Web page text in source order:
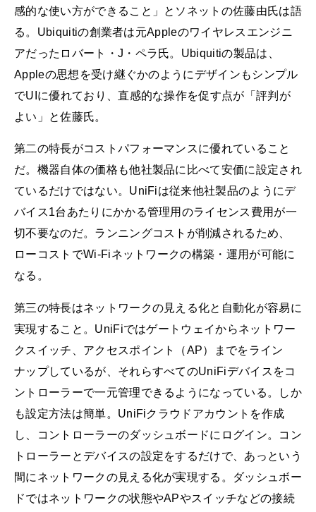
感的な使い方ができること」とソネットの佐藤由氏は語
る。Ubiquitiの創業者は元Appleのワイヤレスエンジニ
アだったロバート・J・ペラ氏。Ubiquitiの製品は、
Appleの思想を受け継ぐかのようにデザインもシンプル
でUIに優れており、直感的な操作を促す点が「評判が
よい」と佐藤氏。
第二の特長がコストパフォーマンスに優れていること
だ。機器自体の価格も他社製品に比べて安価に設定され
ているだけではない。UniFiは従来他社製品のようにデ
バイス1台あたりにかかる管理用のライセンス費用が一
切不要なのだ。ランニングコストが削減されるため、
ローコストでWi-Fiネットワークの構築・運用が可能に
なる。
第三の特長はネットワークの見える化と自動化が容易に
実現すること。UniFiではゲートウェイからネットワー
クスイッチ、アクセスポイント（AP）までをライン
ナップしているが、それらすべてのUniFiデバイスをコ
ントローラーで一元管理できるようになっている。しか
も設定方法は簡単。UniFiクラウドアカウントを作成
し、コントローラーのダッシュボードにログイン。コン
トローラーとデバイスの設定をするだけで、あっという
間にネットワークの見える化が実現する。ダッシュボー
ドではネットワークの状態やAPやスイッチなどの接続